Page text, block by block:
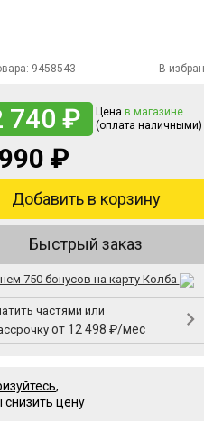
9458543 В
740 ₽ Цена в магазине
(оплата наличными)
₽
Добавить в корзину
Быстрый заказ
750 бонусов на карту Колба
частями или
от 12 498 ₽/мес
,
снизить цену